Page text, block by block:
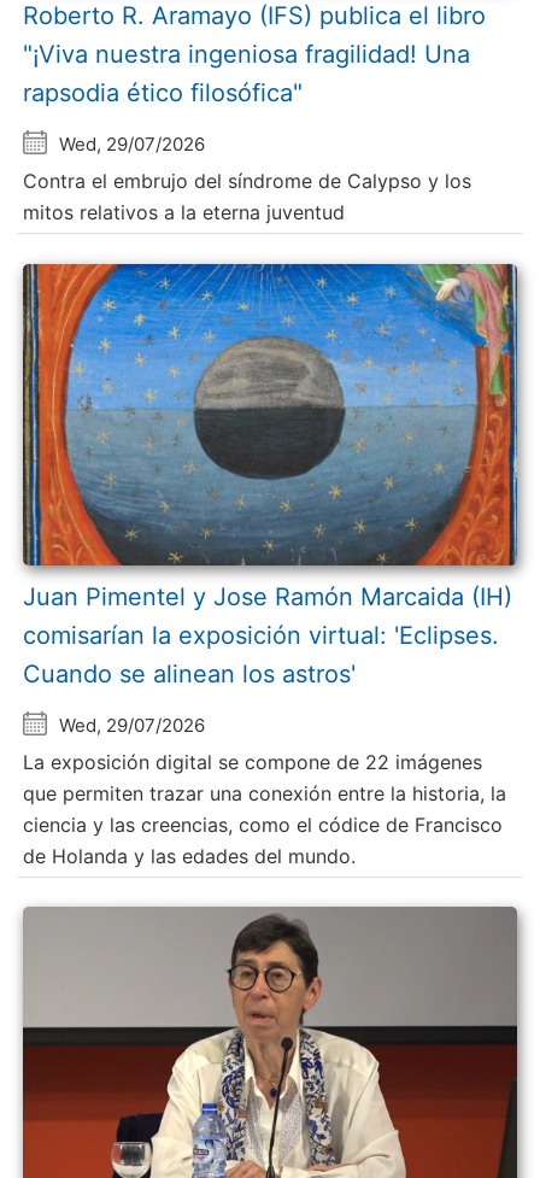
Roberto R. Aramayo (IFS) publica el libro
"¡Viva nuestra ingeniosa fragilidad! Una
rapsodia ético filosófica"
Wed, 29/07/2026
Contra el embrujo del síndrome de Calypso y los
mitos relativos a la eterna juventud
Juan Pimentel y Jose Ramón Marcaida (IH)
comisarían la exposición virtual: 'Eclipses.
Cuando se alinean los astros'
Wed, 29/07/2026
La exposición digital se compone de 22 imágenes
que permiten trazar una conexión entre la historia, la
ciencia y las creencias, como el códice de Francisco
de Holanda y las edades del mundo.